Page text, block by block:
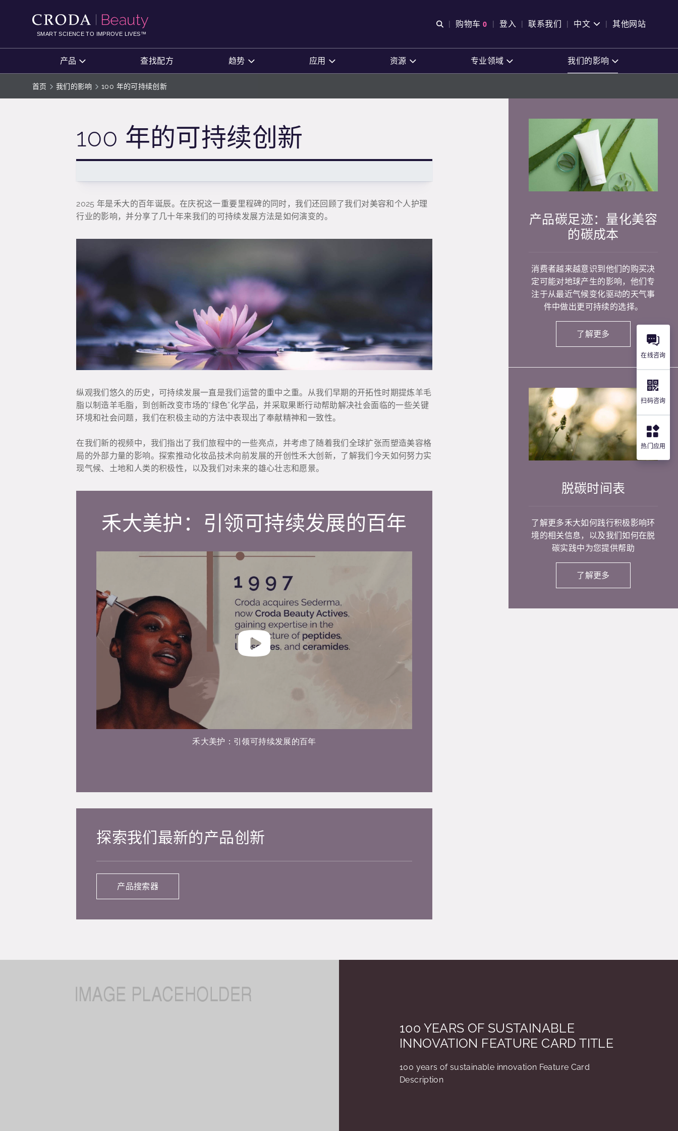
CONTENTSMART SCIENCE TO IMPROVE LIVES™
Open Search
购物车 0
查看购物车
登入 联系我们 中文 其他网站
产品 查找配方 趋势 应用 资源 专业领域 我们的影响
首页 我们的影响 100 年的可持续创新
100 年的可持续创新
2025 年是禾大的百年诞辰。在庆祝这一重要里程碑的同时，我们还回顾了我们对美容和个人护理
行业的影响，并分享了几十年来我们的可持续发展方法是如何演变的。
纵观我们悠久的历史，可持续发展一直是我们运营的重中之重。从我们早期的开拓性时期提炼羊毛
脂以制造羊毛脂，到创新改变市场的“绿色”化学品，并采取果断行动帮助解决社会面临的一些关键
环境和社会问题，我们在积极主动的方法中表现出了奉献精神和一致性。
在我们新的视频中，我们指出了我们旅程中的一些亮点，并考虑了随着我们全球扩张而塑造美容格
局的外部力量的影响。探索推动化妆品技术向前发展的开创性禾大创新，了解我们今天如何努力实
现气候、土地和人类的积极性，以及我们对未来的雄心壮志和愿景。
禾大美护：引领可持续发展的百年
禾大美护：引领可持续发展的百年
探索我们最新的产品创新
产品搜索器
产品碳足迹：量化美容
的碳成本
消费者越来越意识到他们的购买决
定可能对地球产生的影响，他们专
注于从最近气候变化驱动的天气事
件中做出更可持续的选择。
了解更多
脱碳时间表
了解更多禾大如何践行积极影响环
境的相关信息，以及我们如何在脱
碳实践中为您提供帮助
了解更多
100 YEARS OF SUSTAINABLE
INNOVATION FEATURE CARD TITLE
100 years of sustainable innovation Feature Card
Description
在线咨询
扫码咨询
热门应用